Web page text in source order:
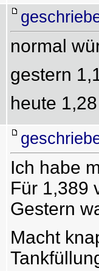
normal
gestern
heute
Ich habe
Für 1,389
Gestern
Macht